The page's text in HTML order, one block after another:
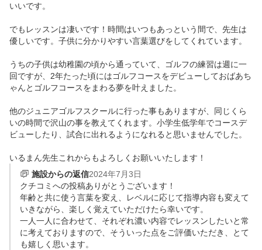
いいです。
でもレッスンは凄いです！時間はいつもあっという間で、先生は
優しいです。子供に分かりやすい言葉選びをしてくれています。
うちの子供は幼稚園の頃から通っていて、ゴルフの練習は週に一
回ですが、2年たった頃にはゴルフコースをデビューしておばあち
ゃんとゴルフコースをまわる夢を叶えました。
他のジュニアゴルフスクールに行った事もありますが、同じくら
いの時間で沢山の事を教えてくれます。小学生低学年でコースデ
ビューしたり、試合に出れるようになれると思いませんでした。
いるまん先生これからもよろしくお願いいたします！
施設からの返信2024年7月3日
クチコミへの投稿ありがとうございます！
年齢と共に使う言葉を変え、レベルに応じて指導内容も変えて
いきながら、楽しく覚えていただけたら幸いです。
一人一人に合わせて、それぞれ濃い内容でレッスンしたいと常
に考えておりますので、そういった点をご評価いただき、とて
も嬉しく思います。